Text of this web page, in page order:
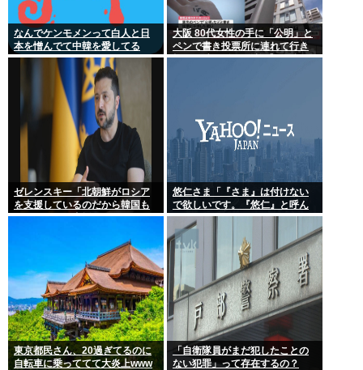
なんでケンモメンって白人と日
本を憎んでて中韓を愛してる
の？
大阪 80代女性の手に「公明」と
ペンで書き投票所に連れて行き
投票干渉 60女を送検【いさ酒
ゼレンスキー「北朝鮮がロシア
を支援しているのだから韓国も
ウクライナを支援しろ」
悠仁さま「『さま』は付けない
で欲しいです。『悠仁』と呼ん
でください」
東京都民さん、20過ぎてるのに
自転車に乗っててて大炎上www
「自衛隊員がまだ犯したことの
ない犯罪」って存在するの？